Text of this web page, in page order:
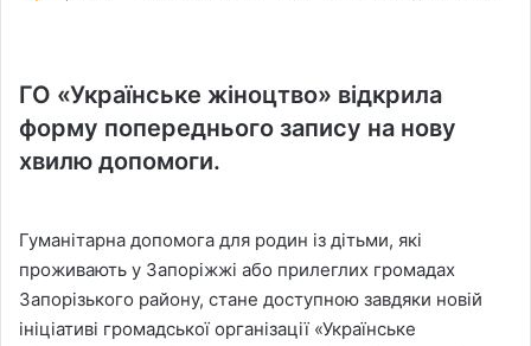
ГО «Українське жіноцтво» відкрила
форму попереднього запису на нову
хвилю допомоги.
Гуманітарна допомога для родин із дітьми, які
проживають у Запоріжжі або прилеглих громадах
Запорізького району, стане доступною завдяки новій
ініціативі громадської організації «Українське